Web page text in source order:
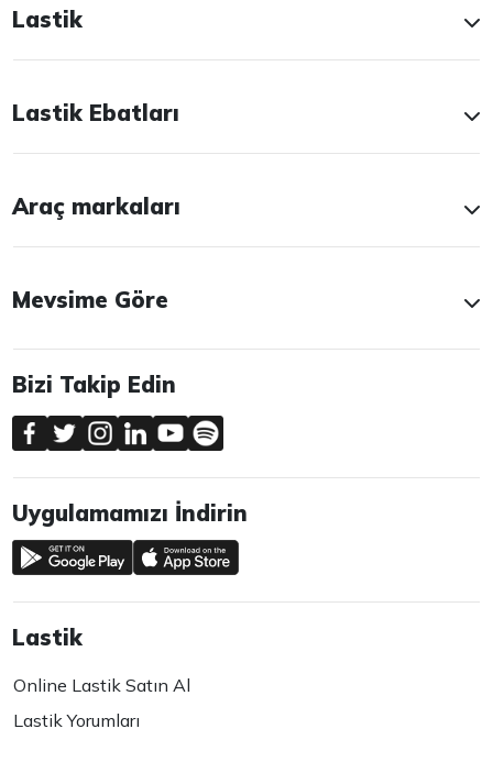
Lastik
Lastik Ebatları
Araç markaları
Mevsime Göre
Bizi Takip Edin
Uygulamamızı İndirin
Lastik
Online Lastik Satın Al
Lastik Yorumları